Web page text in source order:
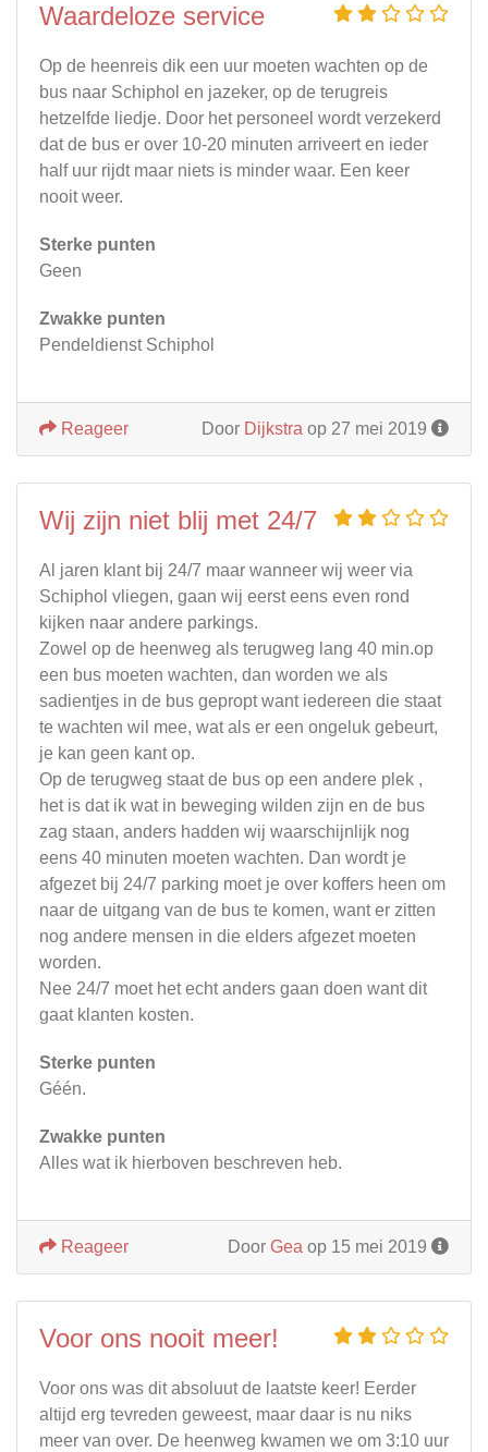
Waardeloze service
Op de heenreis dik een uur moeten wachten op de
bus naar Schiphol en jazeker, op de terugreis
hetzelfde liedje. Door het personeel wordt verzekerd
dat de bus er over 10-20 minuten arriveert en ieder
half uur rijdt maar niets is minder waar. Een keer
nooit weer.
Sterke punten
Geen
Zwakke punten
Pendeldienst Schiphol
Door Dijkstra op 27 mei 2019
Reageer
Wij zijn niet blij met 24/7
Al jaren klant bij 24/7 maar wanneer wij weer via
Schiphol vliegen, gaan wij eerst eens even rond
kijken naar andere parkings.
Zowel op de heenweg als terugweg lang 40 min.op
een bus moeten wachten, dan worden we als
sadientjes in de bus gepropt want iedereen die staat
te wachten wil mee, wat als er een ongeluk gebeurt,
je kan geen kant op.
Op de terugweg staat de bus op een andere plek ,
het is dat ik wat in beweging wilden zijn en de bus
zag staan, anders hadden wij waarschijnlijk nog
eens 40 minuten moeten wachten. Dan wordt je
afgezet bij 24/7 parking moet je over koffers heen om
naar de uitgang van de bus te komen, want er zitten
nog andere mensen in die elders afgezet moeten
worden.
Nee 24/7 moet het echt anders gaan doen want dit
gaat klanten kosten.
Sterke punten
Géén.
Zwakke punten
Alles wat ik hierboven beschreven heb.
Door Gea op 15 mei 2019
Reageer
Voor ons nooit meer!
Voor ons was dit absoluut de laatste keer! Eerder
altijd erg tevreden geweest, maar daar is nu niks
meer van over. De heenweg kwamen we om 3:10 uur